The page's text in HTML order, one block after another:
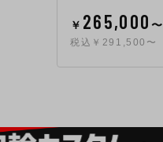
￥ 265,000 〜
税込￥291,500〜